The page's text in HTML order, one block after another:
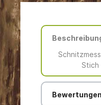
Stich
Bewertungen